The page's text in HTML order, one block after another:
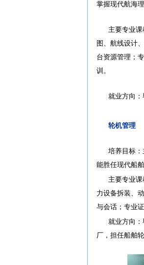
掌握现代航海
主要专业
图、航线设计
台资源管理；
训。
就业方向：
轮机管理
培养目标
能胜任现代船
主要专业
力设备拆装、
与会话；专业
就业方向
厂，担任船舶